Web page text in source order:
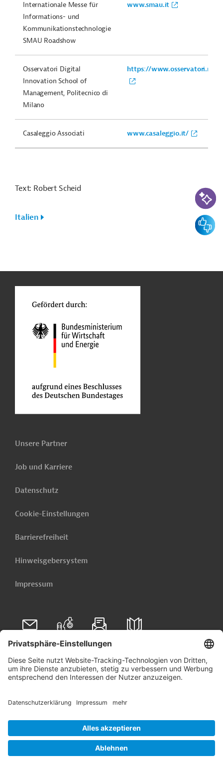
Internationale Messe für
Informations- und
Kommunikationstechnologie
SMAU Roadshow
www.smau.it
Osservatori Digital
Innovation School of
Management, Politecnico di
Milano
https://
Casaleggio Associati www.casaleggio.it/
Text: Robert Scheid
Italien
Unsere Partner
Job und Karriere
Datenschutz
Cookie-Einstellungen
Barrierefreiheit
Hinweisgebersystem
Impressum
Folgen Sie uns auf
Linkedin
© 2026 Germany Trade & Invest
KI-